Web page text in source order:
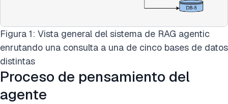
Figura 1: Vista general del sistema de RAG agentic
enrutando una consulta a una de cinco bases de datos
distintas
Proceso de pensamiento del
agente